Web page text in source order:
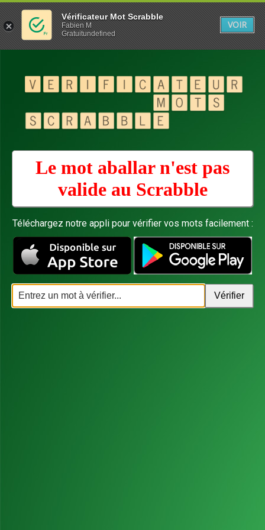
Le mot aballar n'est pas
valide au Scrabble
Téléchargez notre appli pour vérifier vos mots facilement :
Vérificateur Mot Scrabble
Fabien M
Gratuitundefined
VOIR